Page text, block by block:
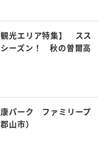
光エリア特集】 スス
ーズン！ 秋の曽爾高
パーク ファミリープ
山市）